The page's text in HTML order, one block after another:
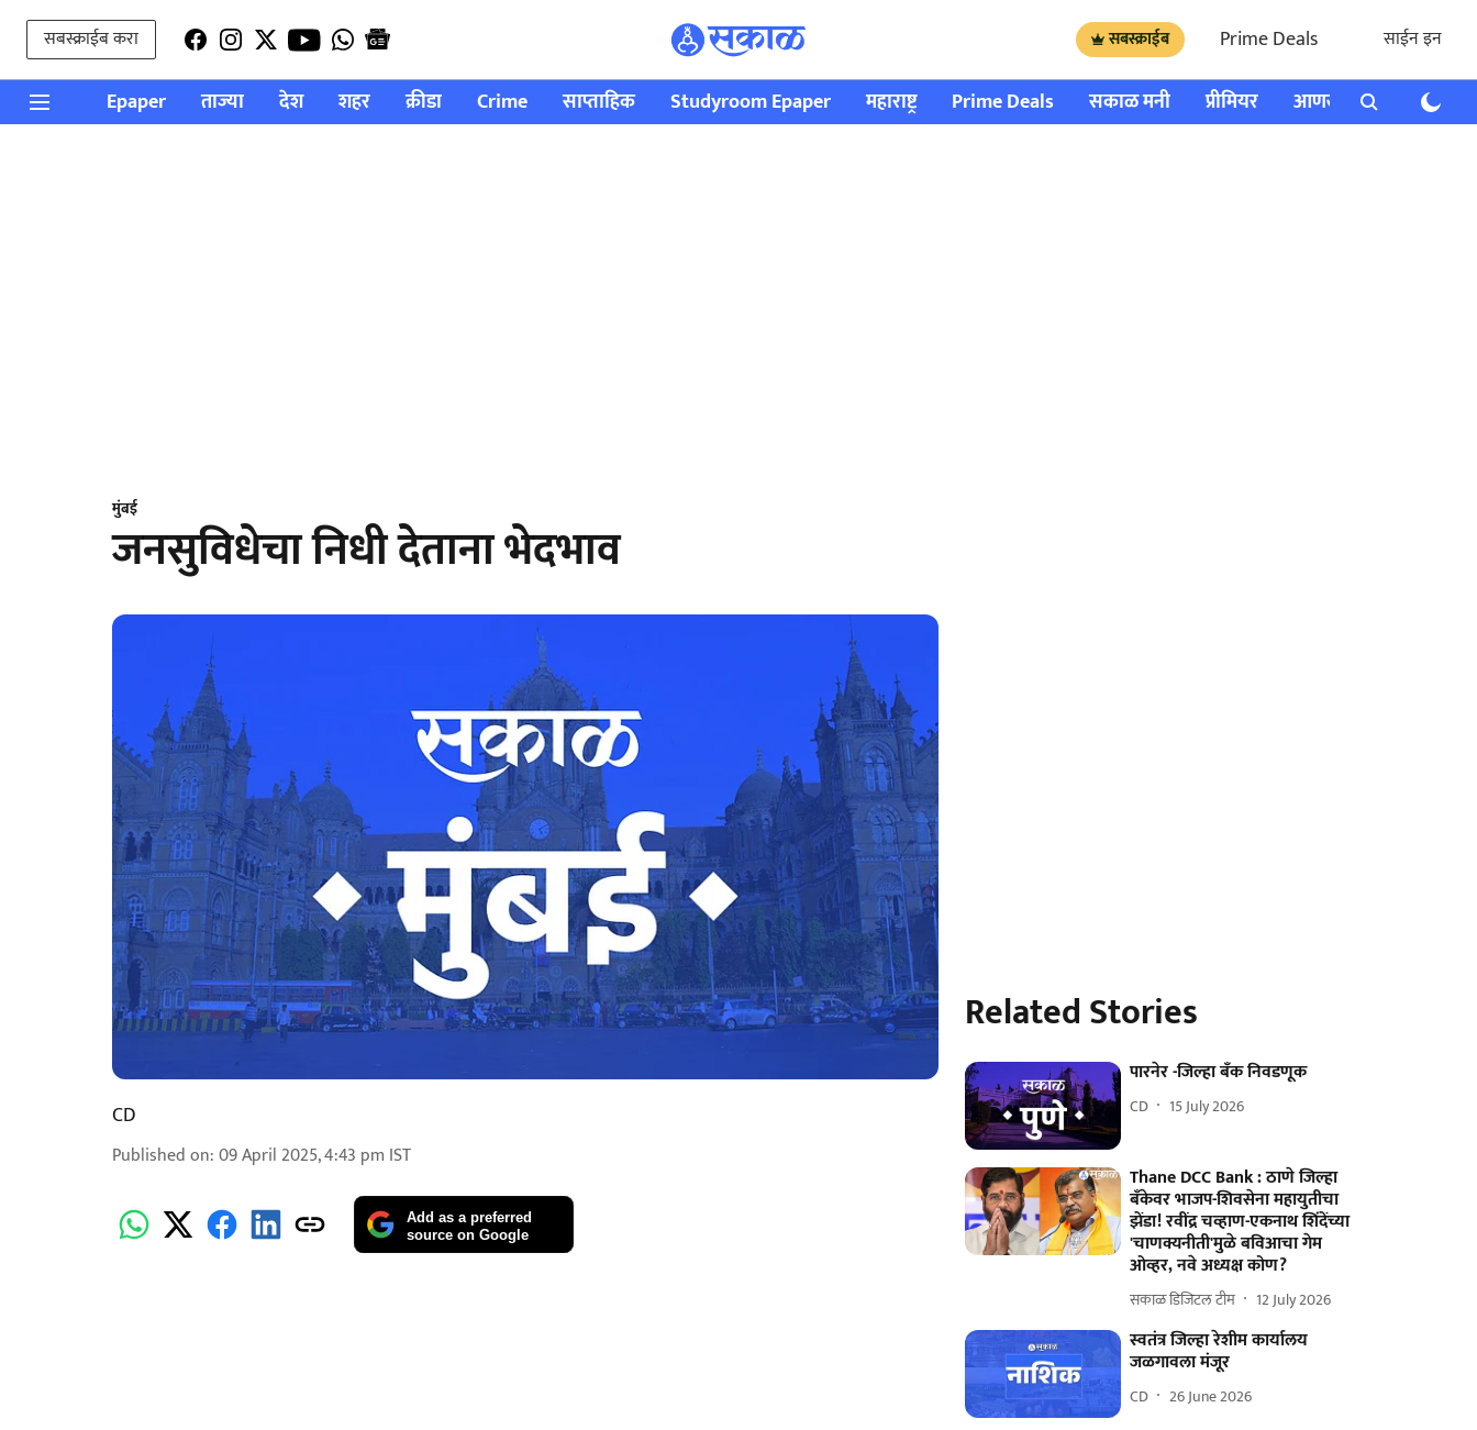
सबस्क्राईब करा सबस्क्राईब Prime Deals साईन इन
Epaper ताज्या देश शहर क्रीडा Crime साप्ताहिक Studyroom Epaper महाराष्ट्र Prime Deals सकाळ मनी प्रीमियर आणखी राशी भविष्य
मुंबई
जनसुविधेचा निधी देताना भेदभाव
CD
Published on:09 April 2025, 4:43 pm IST
Add as a preferred
source on Google
Related Stories
पारनेर -जिल्हा बँक निवडणूक
CD 15 July 2026
Thane DCC Bank : ठाणे जिल्हा
बँकेवर भाजप-शिवसेना महायुतीचा
झेंडा! रवींद्र चव्हाण-एकनाथ शिंदेंच्या
'चाणक्यनीती'मुळे बविआचा गेम
ओव्हर, नवे अध्यक्ष कोण?
सकाळ डिजिटल टीम 12 July 2026
स्वतंत्र जिल्हा रेशीम कार्यालय
जळगावला मंजूर
CD 26 June 2026